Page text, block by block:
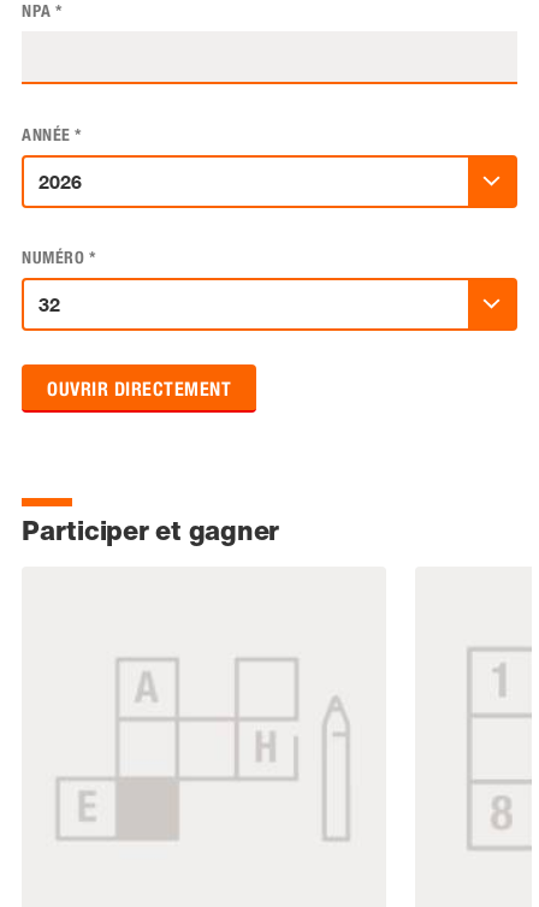
NPA *
ANNÉE *
NUMÉRO *
OUVRIR DIRECTEMENT
Participer et gagner